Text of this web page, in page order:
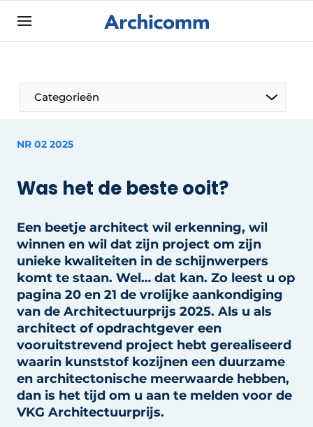
Aanmelden
ArchiComm | Magazine over architectuur,
interieur- & landschapsarchitectuur
Nieuwsbrief
Privacy / Cookie statement
Vacature aanmelden
Vacatures
Video’s
Categorieën
Architect Aan het Woord
NR 02 2025
Was het de beste ooit?
Een beetje architect wil erkenning, wil
winnen en wil dat zijn project om zijn
unieke kwaliteiten in de schijnwerpers
komt te staan. Wel… dat kan. Zo leest u op
pagina 20 en 21 de vrolijke aankondiging
van de Architectuurprijs 2025. Als u als
architect of opdrachtgever een
vooruitstrevend project hebt gerealiseerd
waarin kunststof kozijnen een duurzame
en architectonische meerwaarde hebben,
dan is het tijd om u aan te melden voor de
VKG Architectuurprijs.